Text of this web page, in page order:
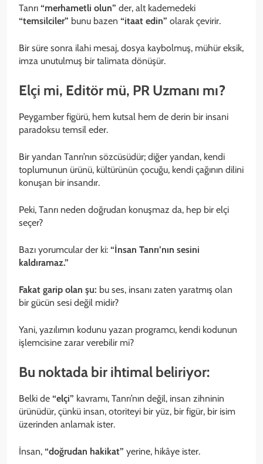
Tanrı “merhametli olun” der, alt kademedeki
“temsilciler” bunu bazen “itaat edin” olarak çevirir.
Bir süre sonra ilahi mesaj, dosya kaybolmuş, mühür eksik,
imza unutulmuş bir talimata dönüşür.
Elçi mi, Editör mü, PR Uzmanı mı?
Peygamber figürü, hem kutsal hem de derin bir insani
paradoksu temsil eder.
Bir yandan Tanrı’nın sözcüsüdür; diğer yandan, kendi
toplumunun ürünü, kültürünün çocuğu, kendi çağının dilini
konuşan bir insandır.
Peki, Tanrı neden doğrudan konuşmaz da, hep bir elçi
seçer?
Bazı yorumcular der ki: “İnsan Tanrı’nın sesini
kaldıramaz.”
Fakat garip olan şu: bu ses, insanı zaten yaratmış olan
bir gücün sesi değil midir?
Yani, yazılımın kodunu yazan programcı, kendi kodunun
işlemcisine zarar verebilir mi?
Bu noktada bir ihtimal beliriyor:
Belki de “elçi” kavramı, Tanrı’nın değil, insan zihninin
ürünüdür, çünkü insan, otoriteyi bir yüz, bir figür, bir isim
üzerinden anlamak ister.
İnsan, “doğrudan hakikat” yerine, hikâye ister.